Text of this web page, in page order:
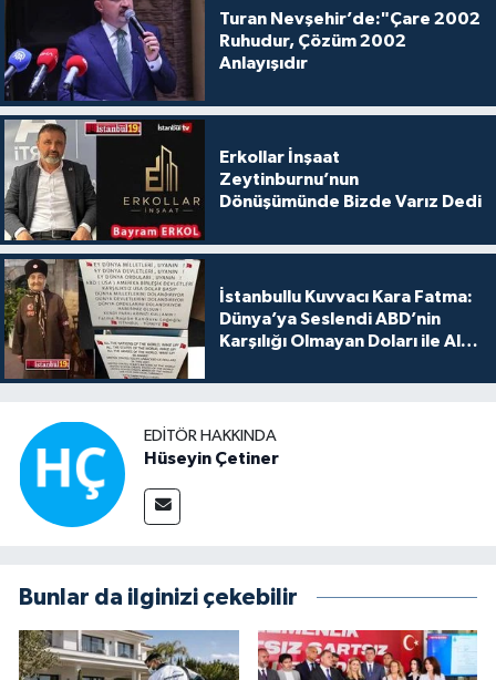
Turan Nevşehir’de:"Çare 2002
Ruhudur, Çözüm 2002
Anlayışıdır
Erkollar İnşaat
Zeytinburnu’nun
Dönüşümünde Bizde Varız Dedi
İstanbullu Kuvvacı Kara Fatma:
Dünya’ya Seslendi ABD’nin
Karşılığı Olmayan Doları ile Alış
EDITÖR HAKKINDA
Hüseyin Çetiner
Bunlar da ilginizi çekebilir